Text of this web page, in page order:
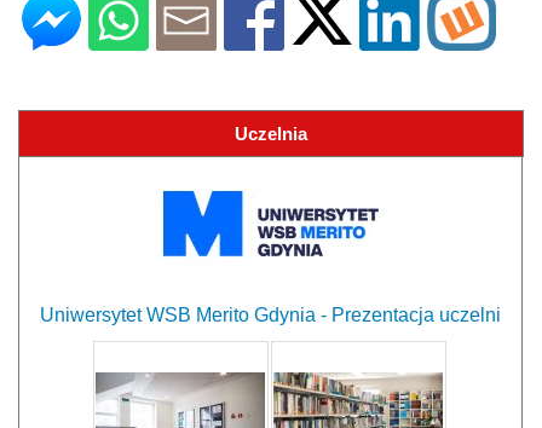
Uczelnia
Uniwersytet WSB Merito Gdynia - Prezentacja uczelni